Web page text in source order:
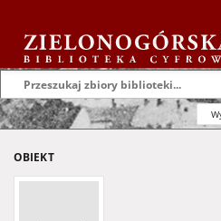
OBIEKT